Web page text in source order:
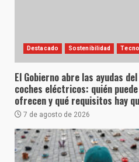
Destacado Sostenibilidad
El Gobierno abre las ayudas
coches eléctricos: quién
ofrecen y qué requisitos hay
7 de agosto de 2026